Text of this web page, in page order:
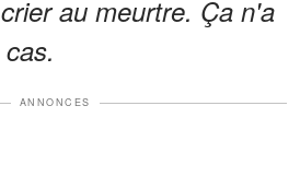
au meurtre. Ça n'a
ANNONCES